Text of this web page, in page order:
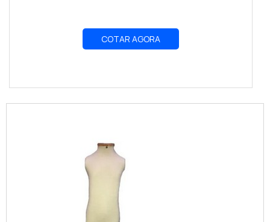
COTAR AGORA